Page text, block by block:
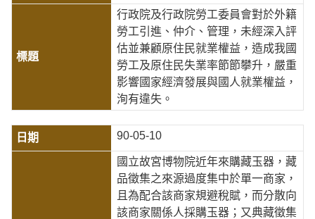
行政院及行政院勞工委員會對於外籍
勞工引進、仲介、管理，未經深入評
估並兼顧原住民就業權益，造成我國
勞工及原住民失業率節節攀升，嚴重
影響國家經濟發展與國人就業權益，
洵有違失。
90-05-10
國立故宮博物院近年來購藏玉器，藏
品徵集之來源過度集中於單一商家，
且為配合該商家規避稅賦，而分散向
該商家關係人採購玉器；又典藏徵集